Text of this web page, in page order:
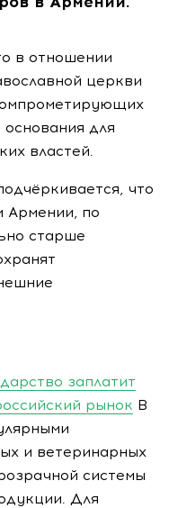
в отношении
церкви
для
властей.
что
Армении, по
старше
заплатит
рынок В
и ветеринарных
системы
Для